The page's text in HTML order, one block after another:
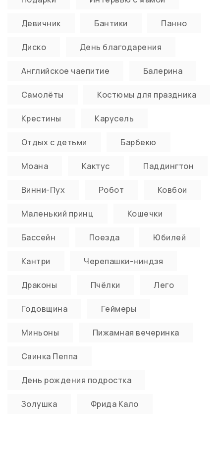
Девичник Бантики Панно
Диско День благодарения
Английское чаепитие Балерина
Самолёты Костюмы для праздника
Крестины Карусель
Отдых с детьми Барбекю
Моана Кактус Паддингтон
Винни-Пух Робот Ковбои
Маленький принц Кошечки
Бассейн Поезда Юбилей
Кантри Черепашки-ниндзя
Драконы Пчёлки Лего
Годовщина Геймеры
Миньоны Пижамная вечеринка
Свинка Пеппа
День рождения подростка
Золушка Фрида Кало